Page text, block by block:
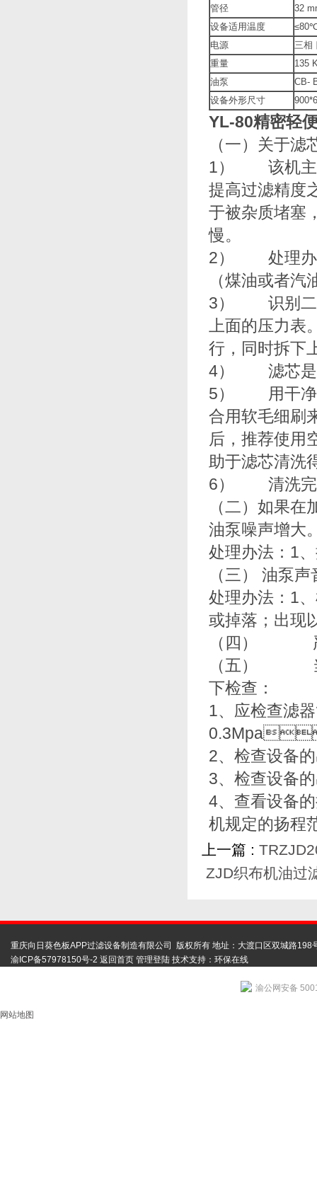
管径
32
设备适用温度
电源
三相
重量
135
油泵
CB-
设备外形尺寸
YL-80精密轻
（一）关于滤
1） 该机主要
提高过滤精度之
于被杂质堵塞
慢。
2） 处理办法
（煤油或者汽
3） 识别二级
上面的压力表
行，同时拆下
4） 滤芯是螺纹
5） 用干净的
合用软毛细刷
后，推荐
助于滤芯清洗得
6） 清洗完毕
（二）如果在加
油泵噪声增大
处理办法：
（三） 油泵声
处理办法：
或掉落；出
（四） 严禁
（五） 当设
下检查：
1、应检查滤
0.3Mpa
2、检查设备
3、检查设
4、查看设
机规定的扬程
上一篇 :
ZJD织布机油过
重庆向日葵色板APP过滤设备制造有限公司 版权所有 地址：大渡口区双城路
渝ICP备57978150号-2 返回首页 管理登陆 技术支持： 环保在线
渝公网安备
网站地图